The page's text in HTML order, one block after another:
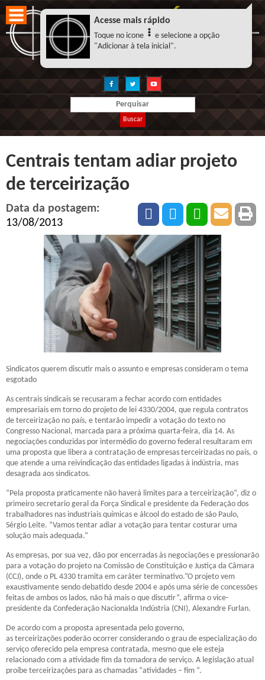
Buscar
Centrais tentam adiar projeto
de terceirização
Data da postagem:
13/08/2013
Sindicatos querem discutir mais o assunto e empresas consideram o tema
esgotado
As centrais sindicais se recusaram a fechar acordo com entidades
empresariais em torno do projeto de lei 4330/2004, que regula contratos
de terceirização no país, e tentarão impedir a votação do texto no
Congresso Nacional, marcada para a próxima quarta-feira, dia 14. As
negociações conduzidas por intermédio do governo federal resultaram em
uma proposta que libera a contratação de empresas terceirizadas no país, o
que atende a uma reivindicação das entidades ligadas à indústria, mas
desagrada aos sindicatos.
“Pela proposta praticamente não haverá limites para a terceirização”, diz o
primeiro secretario geral da Força Sindical e presidente da Federação dos
trabalhadores nas industriais químicas e álcool do estado de são Paulo,
Sérgio Leite. “Vamos tentar adiar a votação para tentar costurar uma
solução mais adequada.”
As empresas, por sua vez, dão por encerradas às negociações e pressionarão
para a votação do projeto na Comissão de Constituição e Justiça da Câmara
(CCJ), onde o PL 4330 tramita em caráter terminativo.”O projeto vem
exaustivamente sendo debatido desde 2004 e após uma série de concessões
feitas de ambos os lados, não há mais o que discutir”, afirma o vice-
presidente da Confederação Nacionalda Indústria (CNI), Alexandre Furlan.
De acordo com a proposta apresentada pelo governo,
as terceirizações poderão ocorrer considerando o grau de especialização do
serviço oferecido pela empresa contratada, mesmo que ele esteja
relacionado com a atividade fim da tomadora de serviço. A legislação atual
proíbe terceirizações para as chamadas “atividades – fim “.
Acesse mais rápido
Toque no icone
e selecione a opção
"Adicionar à tela inicial".